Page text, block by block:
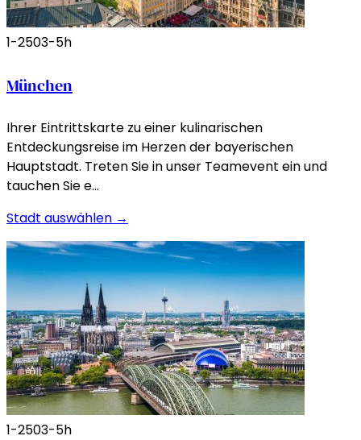
1-2503-5h
München
Ihrer Eintrittskarte zu einer kulinarischen
Entdeckungsreise im Herzen der bayerischen
Hauptstadt. Treten Sie in unser Teamevent ein und
tauchen Sie e…
Stadt auswählen →
1-2503-5h